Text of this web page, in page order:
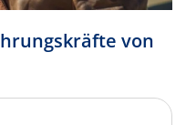
hrungskräfte von